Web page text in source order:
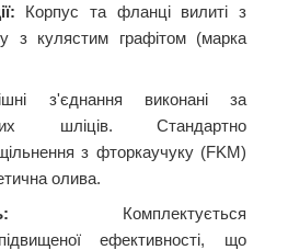
Корпус та фланці вилиті з
з кулястим графітом (марка
з'єднання виконані за
шліців. Стандартно
з фторкаучуку (FKM)
олива.
Комплектується
ефективності, що